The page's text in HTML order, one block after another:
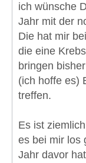
ich wünsche
Jahr mit der
Die hat mir
die eine
bringen
(ich hoffe es)
treffen.
Es ist
es bei mir los
Jahr davor